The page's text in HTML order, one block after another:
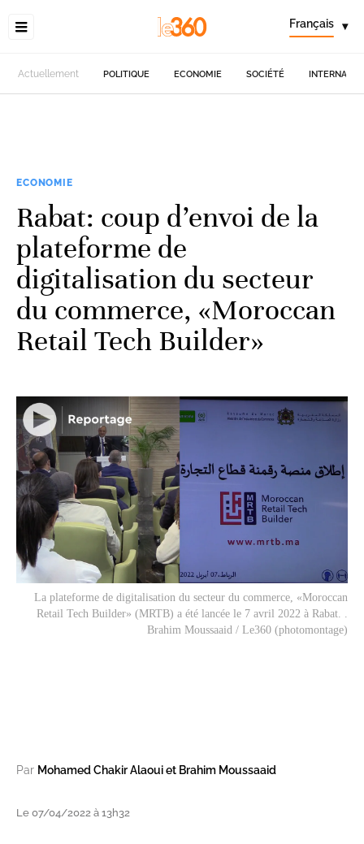
Français ▾
Actuellement POLITIQUE ECONOMIE SOCIÉTÉ
ECONOMIE
Rabat: coup d’envoi de la
plateforme de
digitalisation du secteur
du commerce, «Moroccan
Retail Tech Builder»
La plateforme de digitalisation du secteur du commerce, «Moroccan
Retail Tech Builder» (MRTB) a été lancée le 7 avril 2022 à Rabat. .
Brahim Moussaaid / Le360 (photomontage)
Par Mohamed Chakir Alaoui et Brahim Moussaaid
Le 07/04/2022 à 13h32